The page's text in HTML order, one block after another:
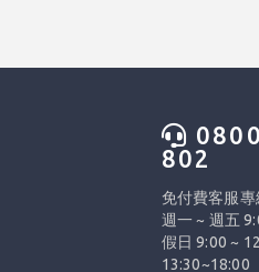
802
免付費客服專
週一 ~ 週五
假日 9:00 ~
13:30~18:00